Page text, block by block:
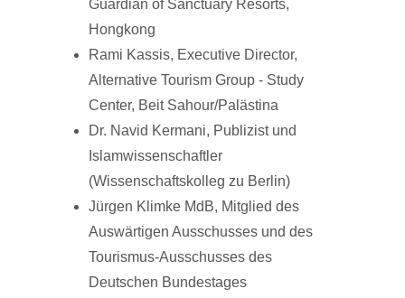
Guardian of Sanctuary Resorts,
Hongkong
Rami Kassis, Executive Director,
Alternative Tourism Group - Study
Center, Beit Sahour/Palästina
Dr. Navid Kermani, Publizist und
Islamwissenschaftler
(Wissenschaftskolleg zu Berlin)
Jürgen Klimke MdB, Mitglied des
Auswärtigen Ausschusses und des
Tourismus-Ausschusses des
Deutschen Bundestages